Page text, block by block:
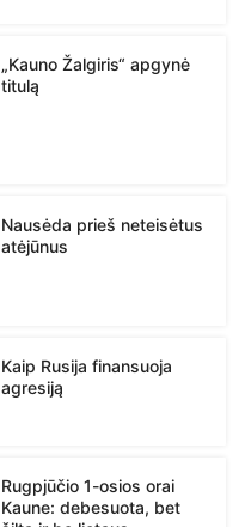
„Kauno Žalgiris“ apgynė
titulą
Nausėda prieš neteisėtus
atėjūnus
Kaip Rusija finansuoja
agresiją
Rugpjūčio 1-osios orai
Kaune: debesuota, bet